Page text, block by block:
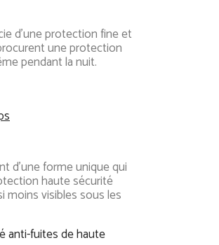
d'une protection fine et
une protection
pendant la nuit.
forme unique qui
haute sécurité
moins visibles sous les
anti-fuites de haute